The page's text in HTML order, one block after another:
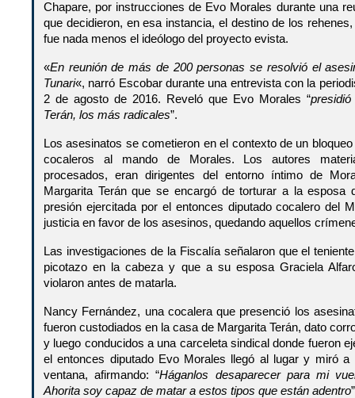
Chapare, por instrucciones de Evo Morales durante una
que decidieron, en esa instancia, el destino de los
fue nada menos el ideólogo del proyecto evista.
«En reunión de más de 200 personas se resolvió el
Tunari«, narró Escobar durante una entrevista con la
2 de agosto de 2016. Reveló que Evo Morales “
Terán, los más radicales”.
Los asesinatos se cometieron en el contexto de un
cocaleros al mando de Morales. Los autores
procesados, eran dirigentes del entorno íntimo de
Margarita Terán que se encargó de torturar a la esposa
presión ejercitada por el entonces diputado cocalero del
justicia en favor de los asesinos, quedando aquellos
Las investigaciones de la Fiscalía señalaron que el
picotazo en la cabeza y que a su esposa Graciela
violaron antes de matarla.
Nancy Fernández, una cocalera que presenció los
fueron custodiados en la casa de Margarita Terán, dato
y luego conducidos a una carceleta sindical donde fueron
el entonces diputado Evo Morales llegó al lugar y miró a
ventana, afirmando: “Háganlos desaparecer para mi
Ahorita soy capaz de matar a estos tipos que están adentro